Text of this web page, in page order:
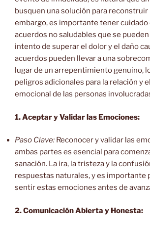
busquen una solución para reconstruir
embargo, es importante tener cuidado
acuerdos no saludables que se
intento de superar el dolor y el daño
acuerdos pueden llevar a una
lugar de un arrepentimiento genuino,
peligros adicionales para la relación y
emocional de las personas
1. Aceptar y Validar las Emociones:
Paso Clave: Reconocer y validar las
ambas partes es esencial para
sanación. La ira, la tristeza y la
respuestas naturales, y es importante
sentir estas emociones antes de
2. Comunicación Abierta y Honesta: